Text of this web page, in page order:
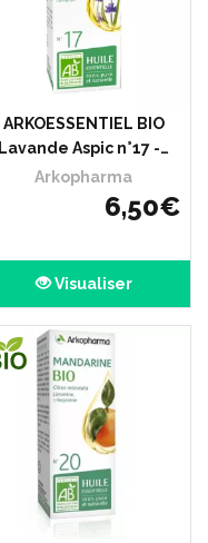
ARKOESSENTIEL BIO
Lavande Aspic n°17 -…
Arkopharma
6,50€
Visualiser